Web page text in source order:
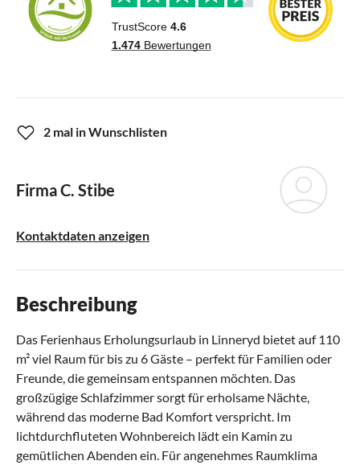
2 mal in Wunschlisten
Firma C. Stibe
Kontaktdaten anzeigen
Beschreibung
Das Ferienhaus Erholungsurlaub in Linneryd bietet auf 110
m² viel Raum für bis zu 6 Gäste – perfekt für Familien oder
Freunde, die gemeinsam entspannen möchten. Das
großzügige Schlafzimmer sorgt für erholsame Nächte,
während das moderne Bad Komfort verspricht. Im
lichtdurchfluteten Wohnbereich lädt ein Kamin zu
gemütlichen Abenden ein. Für angenehmes Raumklima